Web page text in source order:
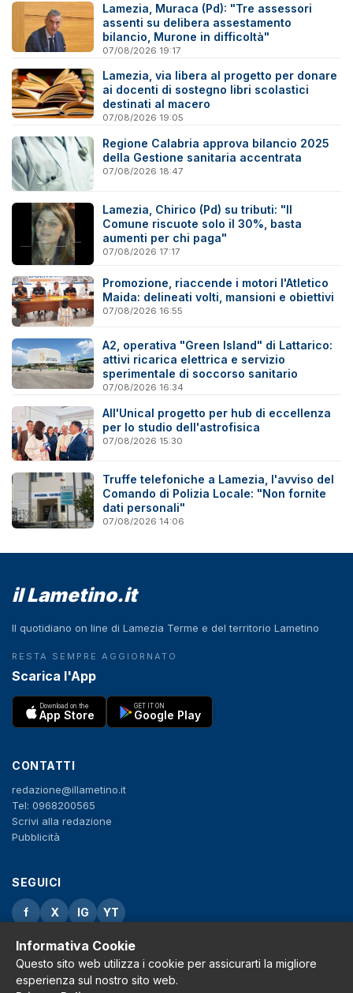
Lamezia, Muraca (Pd): "Tre assessori
assenti su delibera assestamento
bilancio, Murone in difficoltà"
07/08/2026 19:17
Lamezia, via libera al progetto per donare
ai docenti di sostegno libri scolastici
destinati al macero
07/08/2026 19:05
Regione Calabria approva bilancio 2025
della Gestione sanitaria accentrata
07/08/2026 18:47
Lamezia, Chirico (Pd) su tributi: "Il
Comune riscuote solo il 30%, basta
aumenti per chi paga"
07/08/2026 17:17
Promozione, riaccende i motori l'Atletico
Maida: delineati volti, mansioni e obiettivi
07/08/2026 16:55
A2, operativa "Green Island" di Lattarico:
attivi ricarica elettrica e servizio
sperimentale di soccorso sanitario
07/08/2026 16:34
All'Unical progetto per hub di eccellenza
per lo studio dell'astrofisica
07/08/2026 15:30
Truffe telefoniche a Lamezia, l'avviso del
Comando di Polizia Locale: "Non fornite
dati personali"
07/08/2026 14:06
il Lametino.it
Il quotidiano on line di Lamezia Terme e del territorio Lametino
RESTA SEMPRE AGGIORNATO
Scarica l'App
Download on the
App Store
GET IT ON
Google Play
CONTATTI
redazione@illametino.it
Tel: 0968200565
Scrivi alla redazione
Pubblicità
SEGUICI
f X IG YT
Privacy Policy
Cookie Policy
Note legali
Informativa Cookie
Questo sito web utilizza i cookie per assicurarti la migliore
esperienza sul nostro sito web.